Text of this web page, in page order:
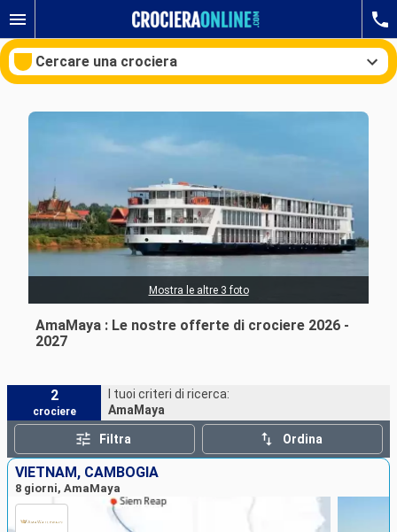
Cercare una crociera
Mesi di partenza
Porti Compagnie
Ricerca
AmaMaya : Le nostre offerte di crociere 2026 -
2027
Mostra le altre 3 foto
2
crociere
I tuoi criteri di ricerca:
AmaMaya
Filtra Ordina
VIETNAM, CAMBOGIA
8 giorni, AmaMaya